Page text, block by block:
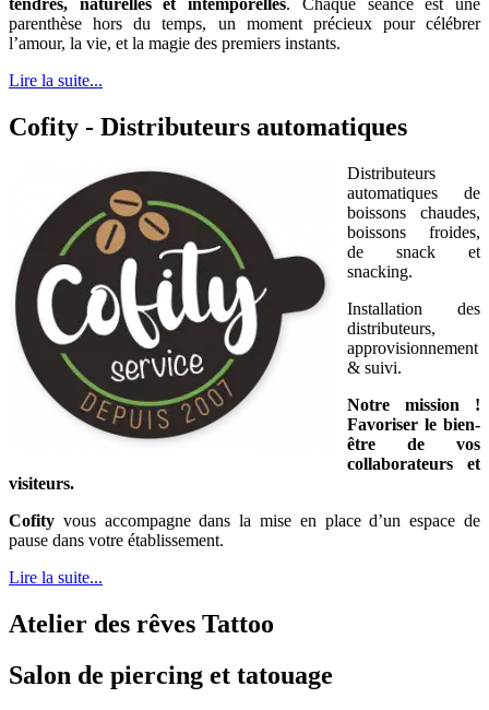
tendres, naturelles et intemporelles. Chaque séance est une
parenthèse hors du temps, un moment précieux pour célébrer
l’amour, la vie, et la magie des premiers instants.
Lire la suite...
Cofity - Distributeurs automatiques
Distributeurs
automatiques de
boissons chaudes,
boissons froides,
de snack et
snacking.
Installation des
distributeurs,
approvisionnement
& suivi.
Notre mission !
Favoriser le bien-
être de vos
collaborateurs et
visiteurs.
Cofity vous accompagne dans la mise en place d’un espace de
pause dans votre établissement.
Lire la suite...
Atelier des rêves Tattoo
Salon de piercing et tatouage